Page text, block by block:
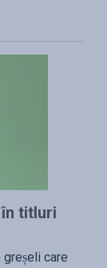
titluri
care